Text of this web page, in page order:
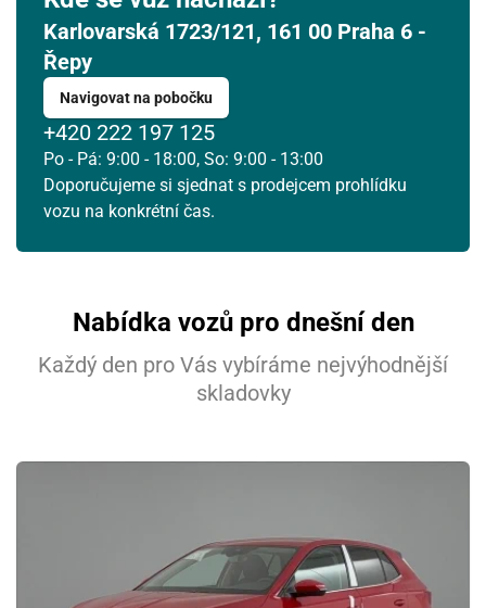
Karlovarská 1723/121, 161 00 Praha 6 -
Řepy
Navigovat na pobočku
+420 222 197 125
Po - Pá: 9:00 - 18:00, So: 9:00 - 13:00
Doporučujeme si sjednat s prodejcem prohlídku
vozu na konkrétní čas.
Nabídka vozů pro dnešní den
Každý den pro Vás vybíráme nejvýhodnější
skladovky